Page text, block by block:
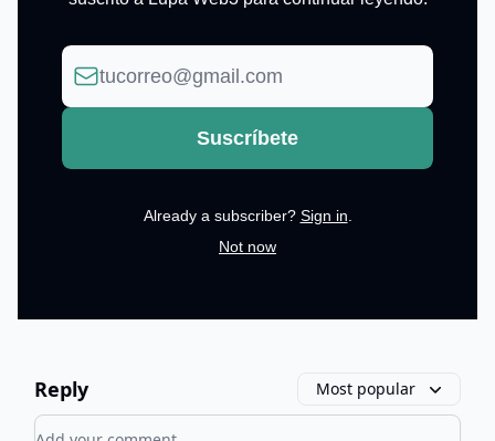
Already a subscriber? Sign in
Not now
Reply Most popular
Add your comment